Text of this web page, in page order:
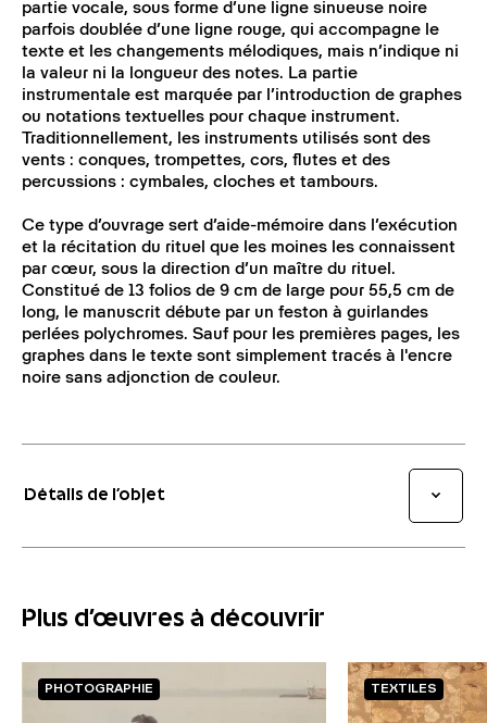
partie vocale, sous forme d’une ligne sinueuse noire
parfois doublée d’une ligne rouge, qui accompagne le
texte et les changements mélodiques, mais n’indique ni
la valeur ni la longueur des notes. La partie
instrumentale est marquée par l’introduction de graphes
ou notations textuelles pour chaque instrument.
Traditionnellement, les instruments utilisés sont des
vents : conques, trompettes, cors, flutes et des
percussions : cymbales, cloches et tambours.
Ce type d’ouvrage sert d’aide-mémoire dans l’exécution
et la récitation du rituel que les moines les connaissent
par cœur, sous la direction d’un maître du rituel.
Constitué de 13 folios de 9 cm de large pour 55,5 cm de
long, le manuscrit débute par un feston à guirlandes
perlées polychromes. Sauf pour les premières pages, les
graphes dans le texte sont simplement tracés à l'encre
noire sans adjonction de couleur.
Détails de l’objet
Plus d'œuvres à découvrir
PHOTOGRAPHIE TEXTILES